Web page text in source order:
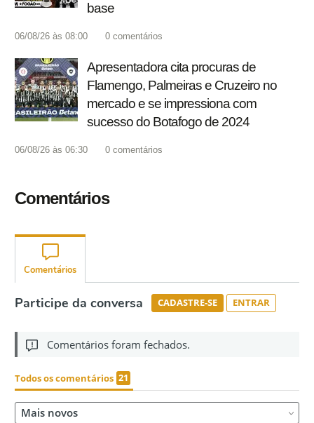
base
06/08/26 às 08:00 0 comentários
Apresentadora cita procuras de
Flamengo, Palmeiras e Cruzeiro no
mercado e se impressiona com
sucesso do Botafogo de 2024
06/08/26 às 06:30 0 comentários
Comentários